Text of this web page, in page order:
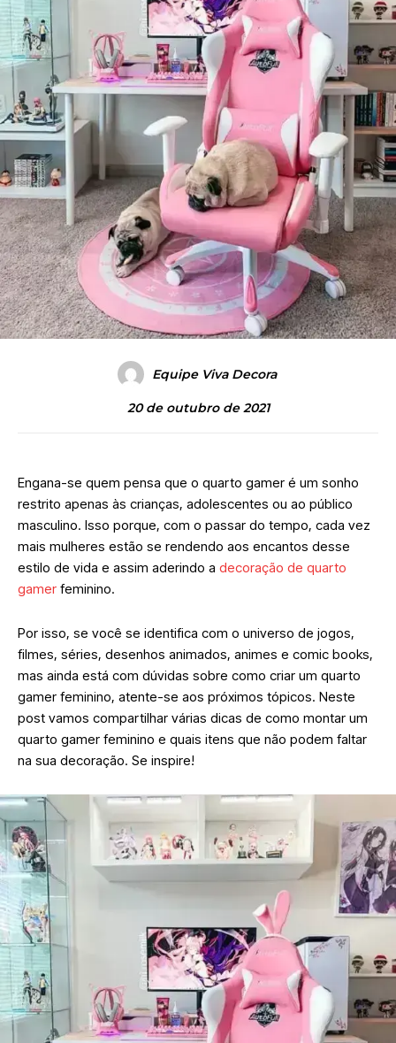
Equipe Viva Decora
20 de outubro de 2021
Engana-se quem pensa que o quarto gamer é um sonho
restrito apenas às crianças, adolescentes ou ao público
masculino. Isso porque, com o passar do tempo, cada vez
mais mulheres estão se rendendo aos encantos desse
estilo de vida e assim aderindo a decoração de quarto
gamer feminino.
Por isso, se você se identifica com o universo de jogos,
filmes, séries, desenhos animados, animes e comic books,
mas ainda está com dúvidas sobre como criar um quarto
gamer feminino, atente-se aos próximos tópicos. Neste
post vamos compartilhar várias dicas de como montar um
quarto gamer feminino e quais itens que não podem faltar
na sua decoração. Se inspire!